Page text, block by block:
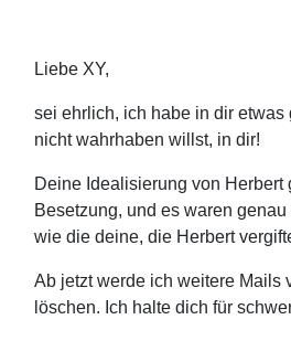
Liebe XY,
sei ehrlich, ich habe in dir etwas
nicht wahrhaben willst, in dir!
Deine Idealisierung von Herbert
Besetzung, und es waren
wie die deine, die Herbert
Ab jetzt werde ich weitere Mails
löschen. Ich halte dich für